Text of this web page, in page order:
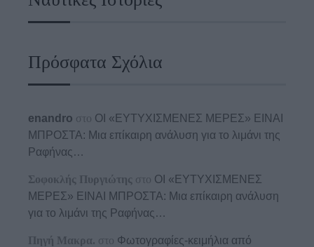
Πρόσφατα Σχόλια
enandro στο ΟΙ «ΕΥΤΥΧΙΣΜΕΝΕΣ ΜΕΡΕΣ» ΕΙΝΑΙ
ΜΠΡΟΣΤΑ: Μια επίκαιρη ανάλυση για το λιμάνι της
Ραφήνας…
Σοφοκλής Πυργιώτης στο ΟΙ «ΕΥΤΥΧΙΣΜΕΝΕΣ
ΜΕΡΕΣ» ΕΙΝΑΙ ΜΠΡΟΣΤΑ: Μια επίκαιρη ανάλυση
για το λιμάνι της Ραφήνας…
Πηγή Μακρα. στο Φωτογραφίες-κειμήλια από